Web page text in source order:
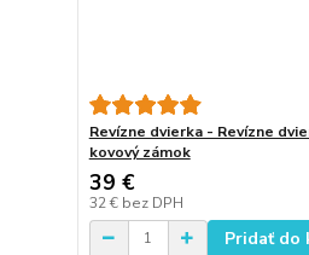
Revízne dvierka - Revízne
kovový zámok
39 €
32 € bez DPH
Pridať do